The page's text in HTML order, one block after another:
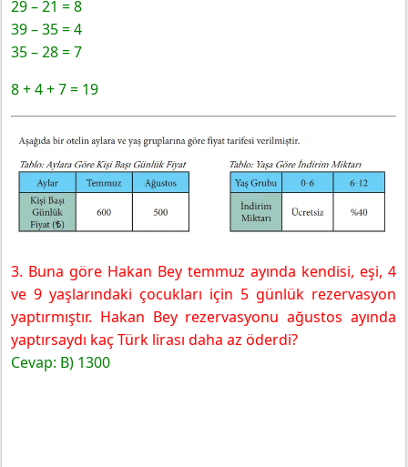
29 – 21 = 8
39 – 35 = 4
35 – 28 = 7
8 + 4 + 7 = 19
3. Buna göre Hakan Bey temmuz ayında kendisi, eşi, 4
ve 9 yaşlarındaki çocukları için 5 günlük rezervasyon
yaptırmıştır. Hakan Bey rezervasyonu ağustos ayında
yaptırsaydı kaç Türk lirası daha az öderdi?
Cevap: B) 1300